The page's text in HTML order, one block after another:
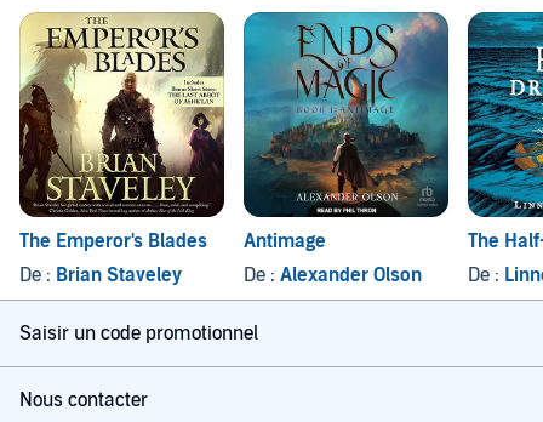
The Emperor's Blades
De : Brian Staveley
Antimage
De : Alexander Olson
The
De :
Saisir un code promotionnel
Nous contacter